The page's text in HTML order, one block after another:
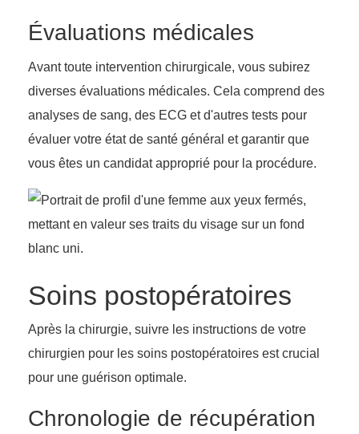
Évaluations médicales
Avant toute intervention chirurgicale, vous subirez
diverses évaluations médicales. Cela comprend des
analyses de sang, des ECG et d'autres tests pour
évaluer votre état de santé général et garantir que
vous êtes un candidat approprié pour la procédure.
Soins postopératoires
Après la chirurgie, suivre les instructions de votre
chirurgien pour les soins postopératoires est crucial
pour une guérison optimale.
Chronologie de récupération